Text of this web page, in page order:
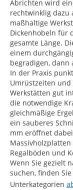
Abrichten wird
rechtwinklig dazu
maßhaltige
Dickenhobeln für
gesamte Länge.
einem
begradigen, dann
In der Praxis
Umrüstzeiten
Werkstätten gut
die notwendige
gleichmäßige
ein sauberes
mm eröffnet
Regalböden und
Wenn Sie gezielt
suchen, finden
Unterkategorien